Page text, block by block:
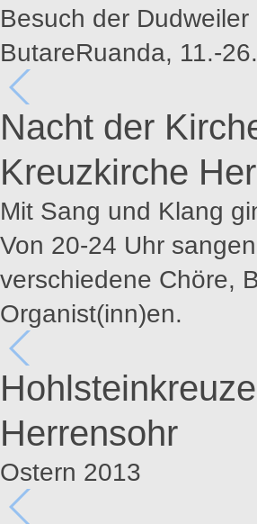
Besuch der
ButareRuanda, 11.-
Nacht der
Kreuzkirche
Mit Sang und Klang
Von 20-24 Uhr
verschiedene Chöre,
Organist(inn)en.
Herrensohr
Ostern 2013